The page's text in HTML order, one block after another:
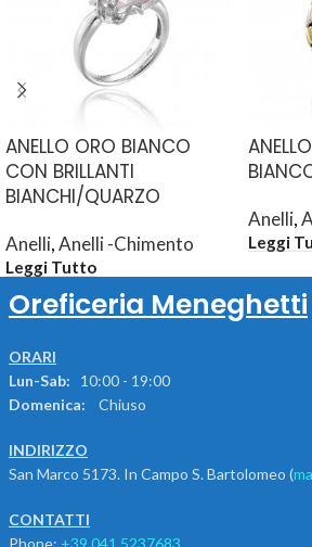
ANELLO ORO BIANCO
CON BRILLANTI
BIANCHI/QUARZO
Anelli,Anelli -Chimento
Leggi Tutto
Anelli,
Leggi
Oreficeria Meneghetti
ORARI
Lun-Sab: 10:00 - 19:00
Domenica:
Chiuso
INDIRIZZO
San Marco 5173. In Campo S. Bartolomeo (
CONTATTI
Phone: +39.041.5237683